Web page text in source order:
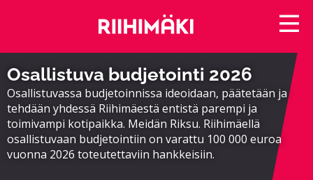
Osallistuva budjetointi 2026
Osallistuvassa budjetoinnissa ideoidaan, päätetään ja
tehdään yhdessä Riihimäestä entistä parempi ja
toimivampi kotipaikka. Meidän Riksu. Riihimäellä
osallistuvaan budjetointiin on varattu 100 000 euroa
vuonna 2026 toteutettaviin hankkeisiin.